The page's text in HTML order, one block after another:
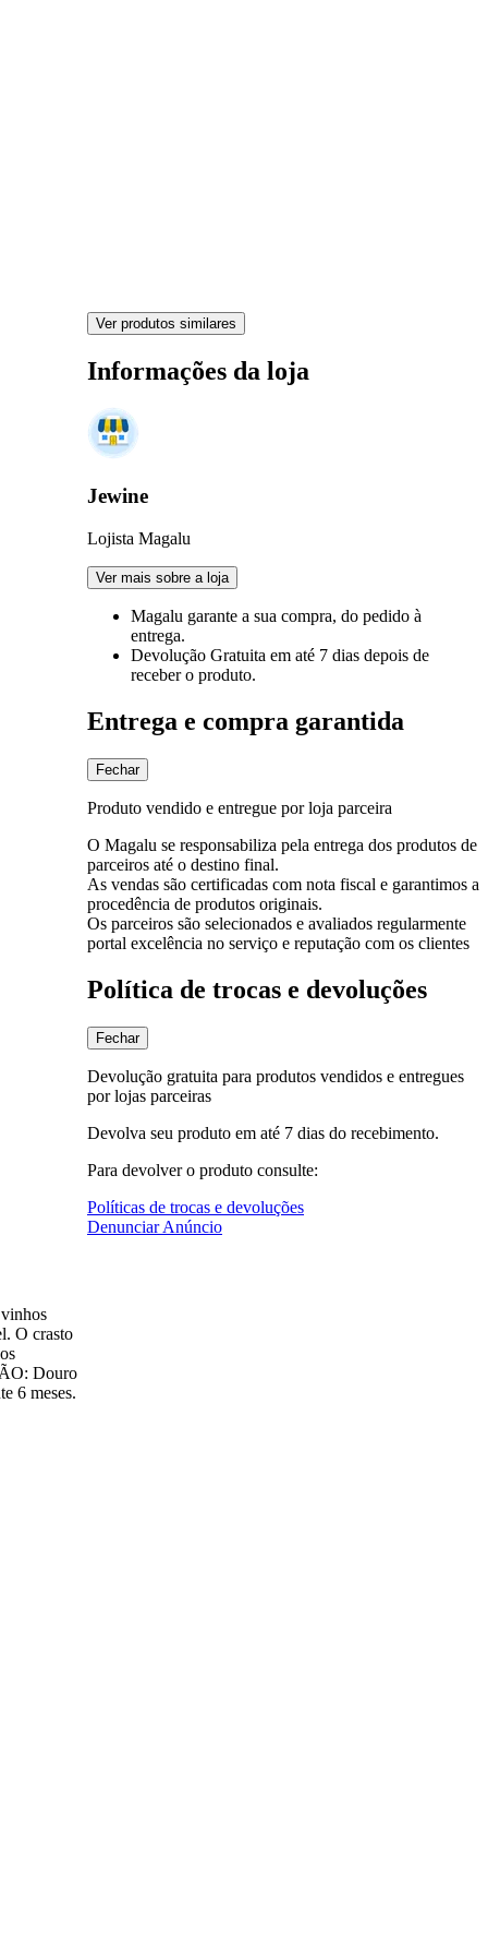
Ver produtos similares
Informações da loja
Jewine
Lojista Magalu
Ver mais sobre a loja
Magalu garante a sua compra, do pedido à
entrega.
Devolução Gratuita em até 7 dias depois de
receber o produto.
Entrega e compra garantida
Fechar
Produto vendido e entregue por loja parceira
O Magalu se responsabiliza pela entrega dos produtos de
parceiros até o destino final.
As vendas são certificadas com nota fiscal e garantimos a
procedência de produtos originais.
Os parceiros são selecionados e avaliados regularmente
portal excelência no serviço e reputação com os clientes
Política de trocas e devoluções
Fechar
Devolução gratuita para produtos vendidos e entregues
por lojas parceiras
Devolva seu produto em até 7 dias do recebimento.
Para devolver o produto consulte:
Políticas de trocas e devoluções
Denunciar Anúncio
O crasto
Douro
6 meses.